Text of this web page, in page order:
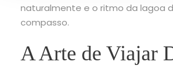
naturalmente e o ritmo da lagoa
compasso.
A Arte de Viajar